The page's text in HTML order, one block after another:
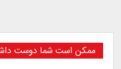
ممکن است شما دوست